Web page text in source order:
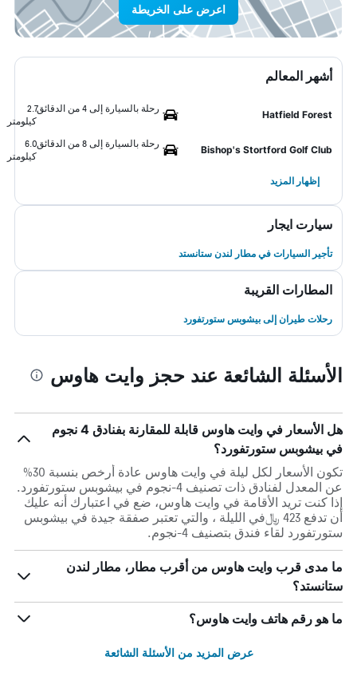
اعرض على الخريطة
أشهر المعالم
Hatfield Forest
رحلة بالسيارة إلى 4 من الدقائق
2.7
كيلومتر
Bishop's Stortford Golf Club
رحلة بالسيارة إلى 8 من الدقائق
6.0
كيلومتر
إظهار المزيد
سيارت ايجار
تأجير السيارات في مطار لندن ستانستد
المطارات القريبة
رحلات طيران إلى بيشوبس ستورتفورد
الأسئلة الشائعة عند حجز وايت هاوس
هل الأسعار في وايت هاوس قابلة للمقارنة بفنادق 4 نجوم
في بيشوبس ستورتفورد؟
تكون الأسعار لكل ليلة في وايت هاوس عادة أرخص بنسبة 30%
عن المعدل لفنادق ذات تصنيف 4-نجوم في بيشوبس ستورتفورد.
إذا كنت تريد الأقامة في وايت هاوس، ضع في اعتبارك أنه عليك
أن تدفع 423 ﷼في الليلة ، والتي تعتبر صفقة جيدة في بيشوبس
ستورتفورد لقاء فندق بتصنيف 4-نجوم.
ما مدى قرب وايت هاوس من أقرب مطار، مطار لندن
ستانستد؟
ما هو رقم هاتف وايت هاوس؟
عرض المزيد من الأسئلة الشائعة